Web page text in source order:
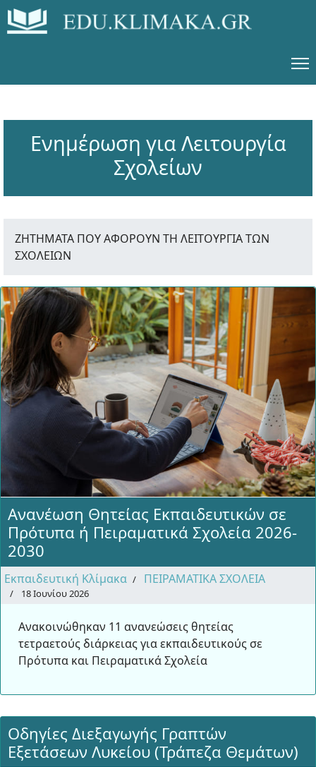
Ενημέρωση για Λειτουργία
Σχολείων
ΖΗΤΗΜΑΤΑ ΠΟΥ ΑΦΟΡΟΥΝ ΤΗ ΛΕΙΤΟΥΡΓΙΑ ΤΩΝ
ΣΧΟΛΕΙΩΝ
Ανανέωση Θητείας Εκπαιδευτικών σε
Πρότυπα ή Πειραματικά Σχολεία 2026-
2030
Εκπαιδευτική Κλίμακα ΠΕΙΡΑΜΑΤΙΚΑ ΣΧΟΛΕΙΑ
18 Ιουνίου 2026
Ανακοινώθηκαν 11 ανανεώσεις θητείας
τετραετούς διάρκειας για εκπαιδευτικούς σε
Πρότυπα και Πειραματικά Σχολεία
Οδηγίες Διεξαγωγής Γραπτών
Εξετάσεων Λυκείου (Τράπεζα Θεμάτων)